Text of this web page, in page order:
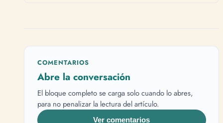
COMENTARIOS
Abre la conversación
El bloque completo se carga solo cuando lo abres,
para no penalizar la lectura del artículo.
Ver comentarios